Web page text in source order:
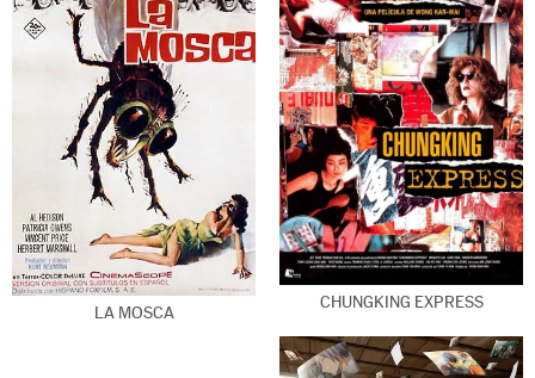
LA MOSCA
CHUNGKING EXPRESS